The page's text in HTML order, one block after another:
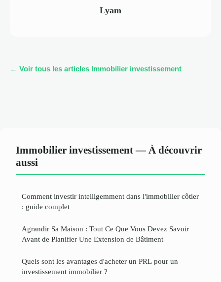
Lyam
← Voir tous les articles Immobilier investissement
Immobilier investissement — À découvrir
aussi
Comment investir intelligemment dans l'immobilier côtier
: guide complet
Agrandir Sa Maison : Tout Ce Que Vous Devez Savoir
Avant de Planifier Une Extension de Bâtiment
Quels sont les avantages d'acheter un PRL pour un
investissement immobilier ?